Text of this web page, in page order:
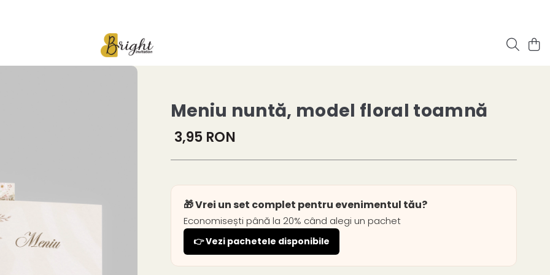
Meniu nuntă, model floral toamnă
3,95 RON
🎁 Vrei un set complet pentru evenimentul tău?
Economisești până la 20% când alegi un pachet
👉 Vezi pachetele disponibile